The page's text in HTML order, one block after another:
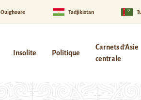
Ouïghoure Tadjikistan
Insolite Politique
Carnets d’Asie
centrale